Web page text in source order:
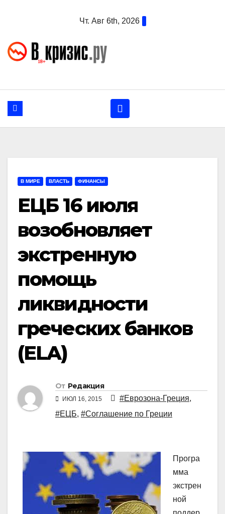
Чт. Авг 6th, 2026
В МИРЕ ВЛАСТЬ ФИНАНСЫ
ЕЦБ 16 июля
возобновляет
экстренную
помощь
ликвидности
греческих банков
(ELA)
От Редакция
ИЮЛ 16, 2015 #Еврозона-Греция,
#ЕЦБ, #Соглашение по Греции
Програ
мма
экстрен
ной